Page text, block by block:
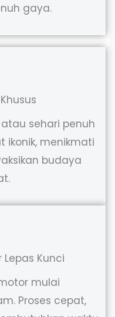
gaya.
sehari penuh
ikonik, menikmati
budaya
Lepas Kunci
mulai
Proses cepat,